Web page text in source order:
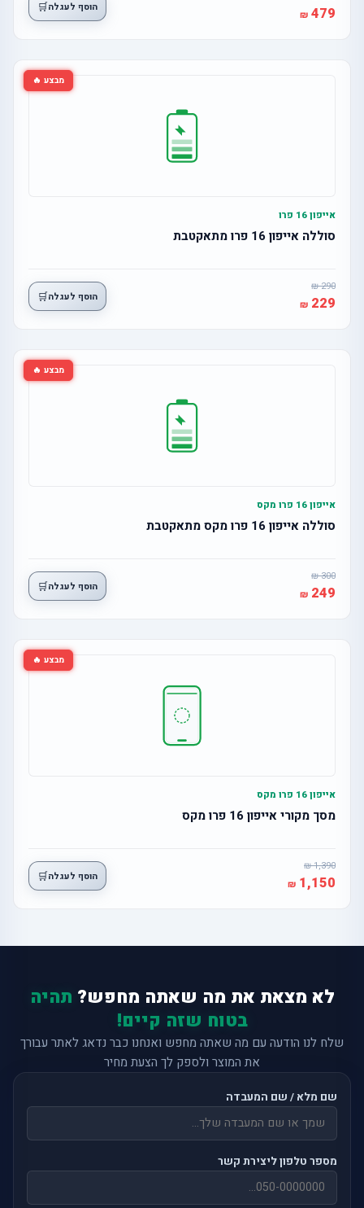
479 הוסף לעגלה🛒
מבצע 🔥
אייפון 16 פרו
סוללה אייפון 16 פרו מתאקטבת
290
229 הוסף לעגלה🛒
מבצע 🔥
אייפון 16 פרו מקס
סוללה אייפון 16 פרו מקס מתאקטבת
300
249 הוסף לעגלה🛒
מבצע 🔥
אייפון 16 פרו מקס
מסך מקורי אייפון 16 פרו מקס
1,390
1,150 הוסף לעגלה🛒
לא מצאת את מה שאתה מחפש? תהיה
בטוח שזה קיים!
שלח לנו הודעה עם מה שאתה מחפש ואנחנו כבר נדאג לאתר עבורך
את המוצר ולספק לך הצעת מחיר
שם מלא / שם המעבדה
מספר טלפון ליצירת קשר